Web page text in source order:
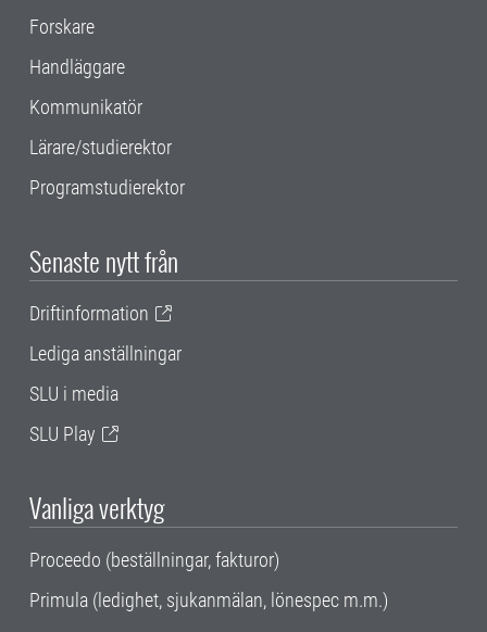
Forskare
Handläggare
Kommunikatör
Lärare/studierektor
Programstudierektor
Senaste nytt från
Driftinformation
Lediga anställningar
SLU i media
SLU Play
Vanliga verktyg
Proceedo (beställningar, fakturor)
Primula (ledighet, sjukanmälan, lönespec m.m.)